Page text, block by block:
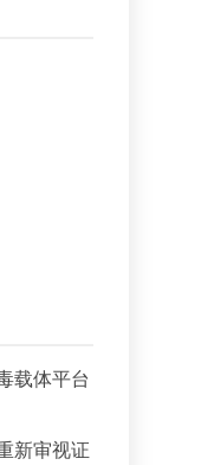
载体平台
新审视证